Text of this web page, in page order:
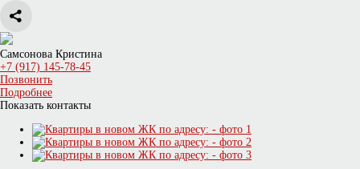
Самсонова Кристина
+7 (917) 145-78-45
Позвонить
Подробнее
Показать контакты